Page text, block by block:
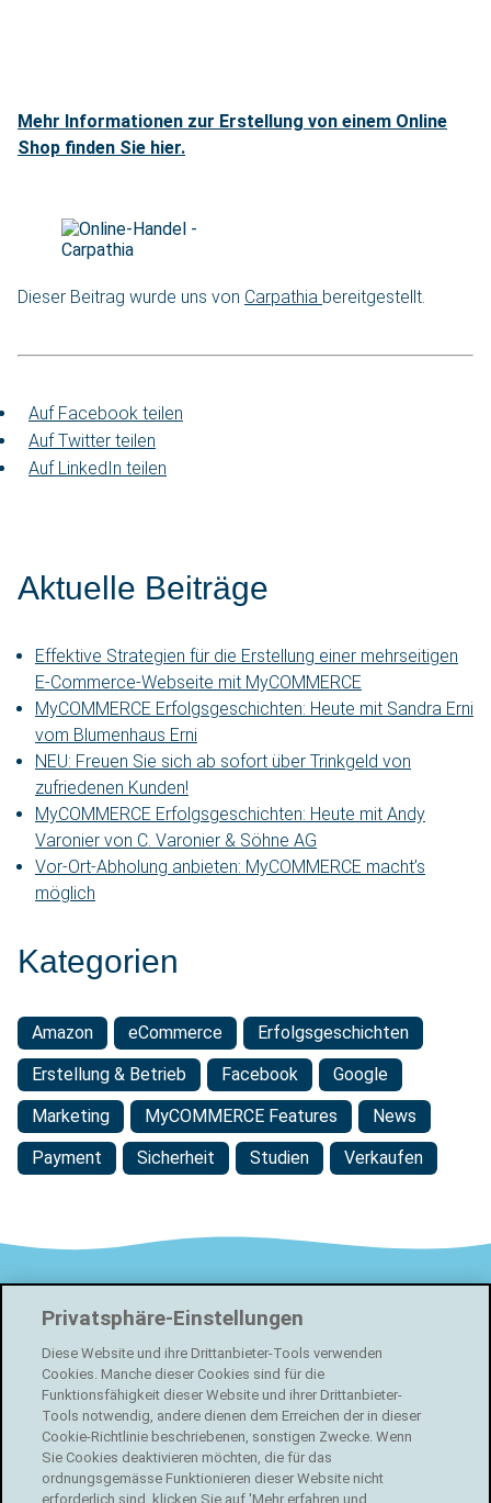
Mehr Informationen zur Erstellung von einem Online
Shop finden Sie hier.
Dieser Beitrag wurde uns von Carpathia bereitgestellt.
Auf Facebook teilen
Auf Twitter teilen
Auf LinkedIn teilen
Aktuelle Beiträge
Effektive Strategien für die Erstellung einer mehrseitigen
E-Commerce-Webseite mit MyCOMMERCE
MyCOMMERCE Erfolgsgeschichten: Heute mit Sandra Erni
vom Blumenhaus Erni
NEU: Freuen Sie sich ab sofort über Trinkgeld von
zufriedenen Kunden!
MyCOMMERCE Erfolgsgeschichten: Heute mit Andy
Varonier von C. Varonier & Söhne AG
Vor-Ort-Abholung anbieten: MyCOMMERCE macht’s
möglich
Kategorien
Amazon eCommerce
Erfolgsgeschichten
Erstellung & Betrieb
Facebook
Google
Marketing
MyCOMMERCE Features
News
Payment
Sicherheit Studien Verkaufen
Footer
localsearch
Förrlibuckstrasse 62
8005 Zürich
Kostenlos Online Shop erstellen
Facebook
Privatsphäre-Einstellungen
Diese Website und ihre Drittanbieter-Tools verwenden
Cookies. Manche dieser Cookies sind für die
Funktionsfähigkeit dieser Website und ihrer Drittanbieter-
Tools notwendig, andere dienen dem Erreichen der in dieser
Cookie-Richtlinie beschriebenen, sonstigen Zwecke. Wenn
Sie Cookies deaktivieren möchten, die für das
ordnungsgemässe Funktionieren dieser Website nicht
erforderlich sind, klicken Sie auf 'Mehr erfahren und